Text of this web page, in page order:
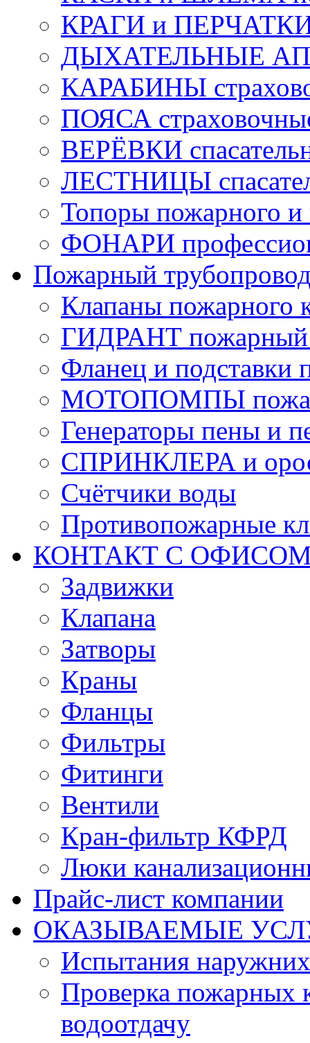
КРАГИ и ПЕРЧАТКИ
ДЫХАТЕЛЬНЫЕ
КАРАБИНЫ
ПОЯСА
ВЕРЁВКИ
ЛЕСТНИЦЫ
Топоры пожарного и
ФОНАРИ
Пожарный
Клапаны пожарного
ГИДРАНТ пожарный
Фланец и подставки
МОТОПОМПЫ
Генераторы пены и
СПРИНКЛЕРА и
Счётчики воды
Противопожарные
КОНТАКТ С ОФИСОМ
Задвижки
Клапана
Затворы
Краны
Фланцы
Фильтры
Фитинги
Вентили
Кран-фильтр КФРД
Люки
Прайс-лист компании
ОКАЗЫВАЕМЫЕ
Испытания
Проверка пожарных
водоотдачу